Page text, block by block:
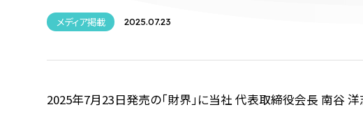
メディア掲載 2025.07.23
2025年7月23日発売の「財界」に当社 代表取締役会長 南谷 洋